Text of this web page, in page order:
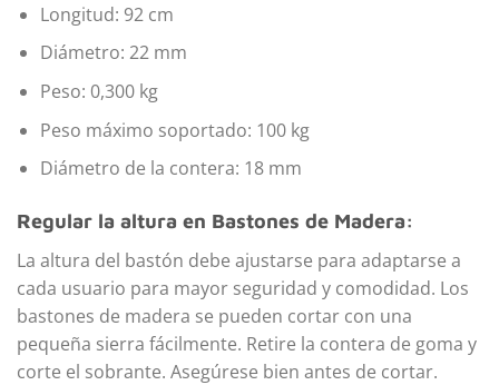
Longitud: 92 cm
Diámetro: 22 mm
Peso: 0,300 kg
Peso máximo soportado: 100 kg
Diámetro de la contera: 18 mm
Regular la altura en Bastones de Madera:
La altura del bastón debe ajustarse para adaptarse a
cada usuario para mayor seguridad y comodidad. Los
bastones de madera se pueden cortar con una
pequeña sierra fácilmente. Retire la contera de goma y
corte el sobrante. Asegúrese bien antes de cortar.